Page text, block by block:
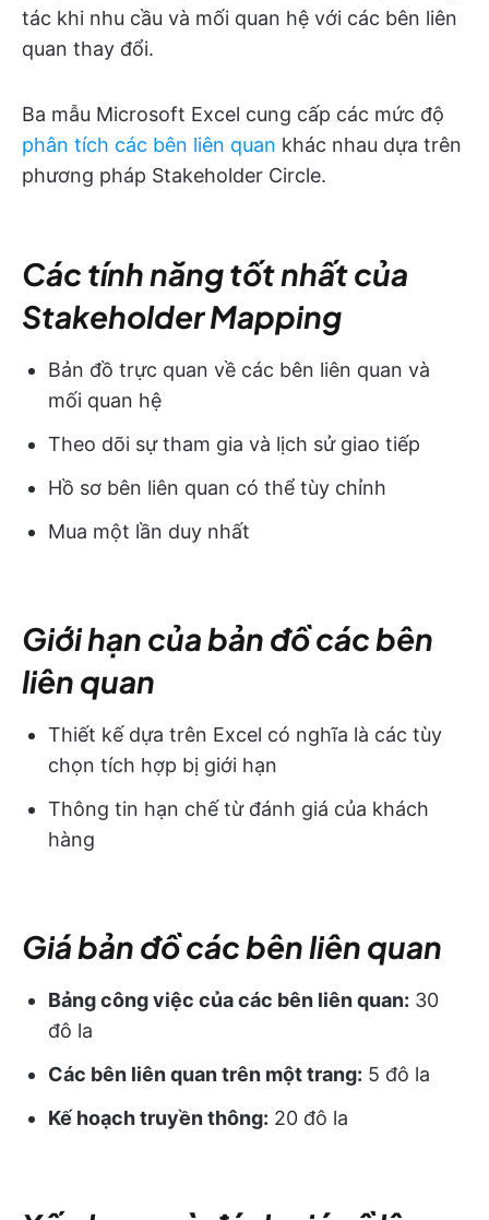
tác khi nhu cầu và mối quan hệ với các bên liên
quan thay đổi.
Ba mẫu Microsoft Excel cung cấp các mức độ
phân tích các bên liên quan khác nhau dựa trên
phương pháp Stakeholder Circle.
Các tính năng tốt nhất của
Stakeholder Mapping
Bản đồ trực quan về các bên liên quan và
mối quan hệ
Theo dõi sự tham gia và lịch sử giao tiếp
Hồ sơ bên liên quan có thể tùy chỉnh
Mua một lần duy nhất
Giới hạn của bản đồ các bên
liên quan
Thiết kế dựa trên Excel có nghĩa là các tùy
chọn tích hợp bị giới hạn
Thông tin hạn chế từ đánh giá của khách
hàng
Giá bản đồ các bên liên quan
Bảng công việc của các bên liên quan: 30
đô la
Các bên liên quan trên một trang: 5 đô la
Kế hoạch truyền thông: 20 đô la